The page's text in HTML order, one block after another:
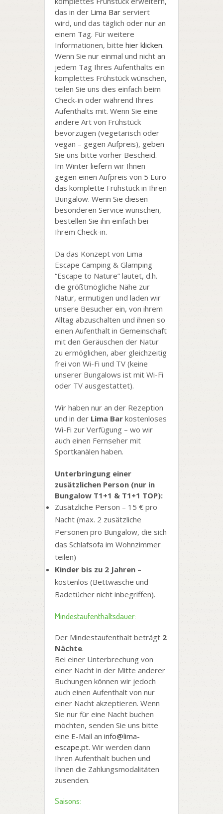
das in der Lima Bar serviert
wird, und das täglich oder nur an
einem Tag. Für weitere
Informationen, bitte hier klicken.
Wenn Sie nur einmal und nicht an
jedem Tag Ihres Aufenthalts ein
komplettes Frühstück wünschen,
teilen Sie uns dies einfach beim
Check-in oder während Ihres
Aufenthalts mit. Wenn Sie eine
andere Art von Frühstück
bevorzugen (vegetarisch oder
vegan – gegen Aufpreis), geben
Sie uns bitte vorher Bescheid.
Im Winter liefern wir Ihnen
gegen einen Aufpreis von 5 Euro
das komplette Frühstück in Ihren
Bungalow. Wenn Sie diesen
besonderen Service wünschen,
bestellen Sie ihn einfach bei
Ihrem Check-in.
Da das Konzept von Lima
Escape Camping & Glamping
“Escape to Nature” lautet, d.h.
die größtmögliche Nähe zur
Natur, ermutigen und laden wir
unsere Besucher ein, von ihrem
Alltag abzuschalten und ihnen so
einen Aufenthalt in Gemeinschaft
mit den Geräuschen der Natur
zu ermöglichen, aber gleichzeitig
frei von Wi-Fi und TV (keine
unserer Bungalows ist mit Wi-Fi
oder TV ausgestattet).
Wir haben nur an der Rezeption
und in der Lima Bar kostenloses
Wi-Fi zur Verfügung – wo wir
auch einen Fernseher mit
Sportkanälen haben.
Unterbringung einer
zusätzlichen Person (nur in
Bungalow T1+1 & T1+1 TOP):
Zusätzliche Person – 15 € pro
Nacht (max. 2 zusätzliche
Personen pro Bungalow, die sich
das Schlafsofa im Wohnzimmer
teilen)
Kinder bis zu 2 Jahren –
kostenlos (Bettwäsche und
Badetücher nicht inbegriffen).
Mindestaufenthaltsdauer:
Der Mindestaufenthalt beträgt 2
Nächte.
Bei einer Unterbrechung von
einer Nacht in der Mitte anderer
Buchungen können wir jedoch
auch einen Aufenthalt von nur
einer Nacht akzeptieren. Wenn
Sie nur für eine Nacht buchen
möchten, senden Sie uns bitte
eine E-Mail an info@lima-
escape.pt. Wir werden dann
Ihren Aufenthalt buchen und
Ihnen die Zahlungsmodalitäten
zusenden.
Saisons: